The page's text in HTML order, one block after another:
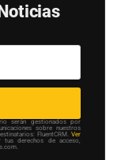
serán gestionados por
sobre nuestros
FluentCRM. Ver
tus derechos de acceso,